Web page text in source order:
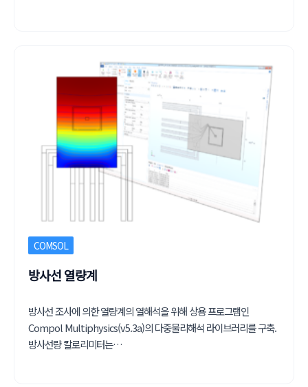
COMSOL
방사선 열량계
방사선 조사에 의한 열량계의 열해석을 위해 상용 프로그램인
Compol Multiphysics(v5.3a)의 다중물리해석 라이브러리를 구축.
방사선량 칼로리미터는…